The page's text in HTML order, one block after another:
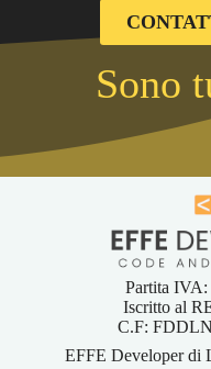
Sono
Partita IVA:
Iscritto al
C.F:
EFFE Developer di